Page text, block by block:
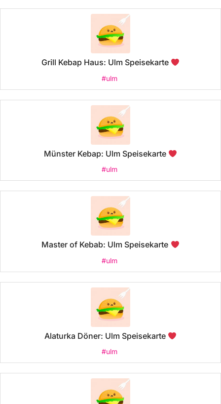
Grill Kebap Haus: Ulm Speisekarte
#ulm
Münster Kebap: Ulm Speisekarte
#ulm
Master of Kebab: Ulm Speisekarte
#ulm
Alaturka Döner: Ulm Speisekarte
#ulm